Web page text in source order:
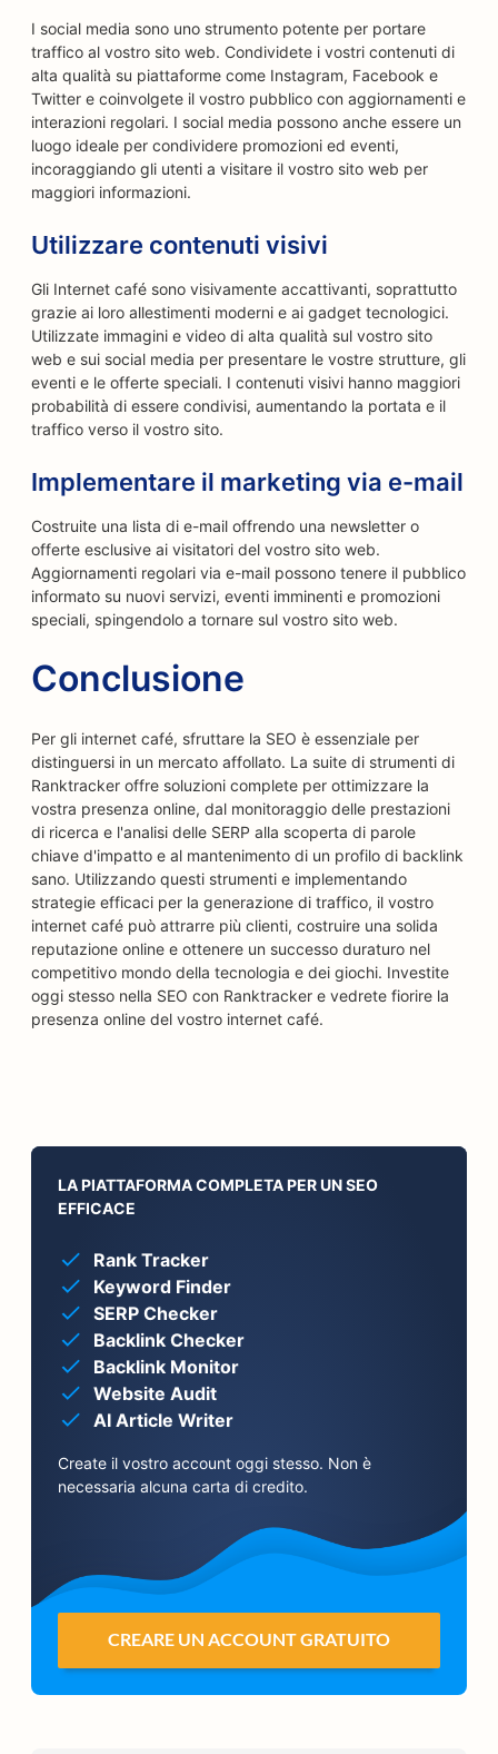
I social media sono uno strumento potente per portare
traffico al vostro sito web. Condividete i vostri contenuti di
alta qualità su piattaforme come Instagram, Facebook e
Twitter e coinvolgete il vostro pubblico con aggiornamenti e
interazioni regolari. I social media possono anche essere un
luogo ideale per condividere promozioni ed eventi,
incoraggiando gli utenti a visitare il vostro sito web per
maggiori informazioni.
Utilizzare contenuti visivi
Gli Internet café sono visivamente accattivanti, soprattutto
grazie ai loro allestimenti moderni e ai gadget tecnologici.
Utilizzate immagini e video di alta qualità sul vostro sito
web e sui social media per presentare le vostre strutture, gli
eventi e le offerte speciali. I contenuti visivi hanno maggiori
probabilità di essere condivisi, aumentando la portata e il
traffico verso il vostro sito.
Implementare il marketing via e-mail
Costruite una lista di e-mail offrendo una newsletter o
offerte esclusive ai visitatori del vostro sito web.
Aggiornamenti regolari via e-mail possono tenere il pubblico
informato su nuovi servizi, eventi imminenti e promozioni
speciali, spingendolo a tornare sul vostro sito web.
Conclusione
Per gli internet café, sfruttare la SEO è essenziale per
distinguersi in un mercato affollato. La suite di strumenti di
Ranktracker offre soluzioni complete per ottimizzare la
vostra presenza online, dal monitoraggio delle prestazioni
di ricerca e l'analisi delle SERP alla scoperta di parole
chiave d'impatto e al mantenimento di un profilo di backlink
sano. Utilizzando questi strumenti e implementando
strategie efficaci per la generazione di traffico, il vostro
internet café può attrarre più clienti, costruire una solida
reputazione online e ottenere un successo duraturo nel
competitivo mondo della tecnologia e dei giochi. Investite
oggi stesso nella SEO con Ranktracker e vedrete fiorire la
presenza online del vostro internet café.
LA PIATTAFORMA COMPLETA PER UN SEO
EFFICACE
Rank Tracker
Keyword Finder
SERP Checker
Backlink Checker
Backlink Monitor
Website Audit
AI Article Writer
Create il vostro account oggi stesso. Non è
necessaria alcuna carta di credito.
CREARE UN ACCOUNT GRATUITO